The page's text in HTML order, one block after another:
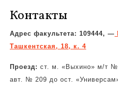
Контакты
Адрес факультета: 109444, —
Ташкентская, 18, к. 4
Проезд: ст. м. «Выхино» м/т
авт. № 209 до ост.